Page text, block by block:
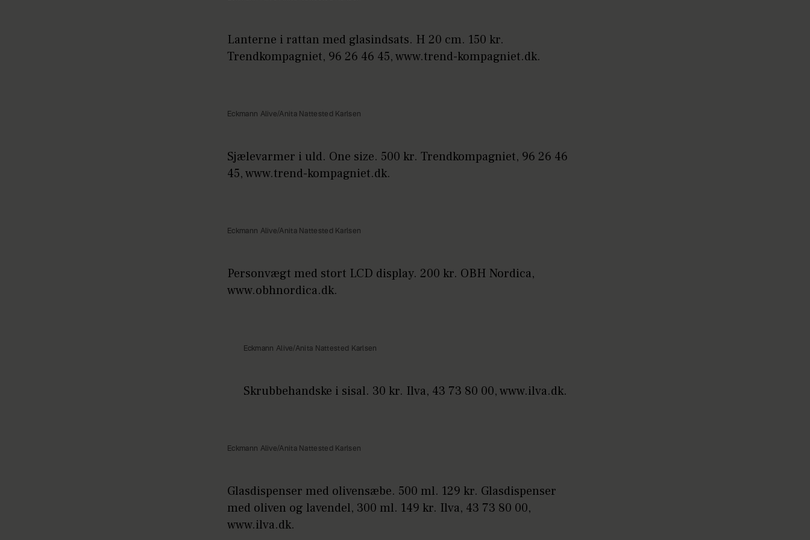
Lanterne i rattan med glasindsats. H 20 cm. 150 kr.
Trendkompagniet, 96 26 46 45, www.trend-kompagniet.dk.
Eckmann Alive/Anita Nattested Karlsen
Sjælevarmer i uld. One size. 500 kr. Trendkompagniet, 96 26 46
45, www.trend-kompagniet.dk.
Eckmann Alive/Anita Nattested Karlsen
Personvægt med stort LCD display. 200 kr. OBH Nordica,
www.obhnordica.dk.
Eckmann Alive/Anita Nattested Karlsen
Skrubbehandske i sisal. 30 kr. Ilva, 43 73 80 00, www.ilva.dk.
Eckmann Alive/Anita Nattested Karlsen
Glasdispenser med olivensæbe. 500 ml. 129 kr. Glasdispenser
med oliven og lavendel, 300 ml. 149 kr. Ilva, 43 73 80 00,
www.ilva.dk.